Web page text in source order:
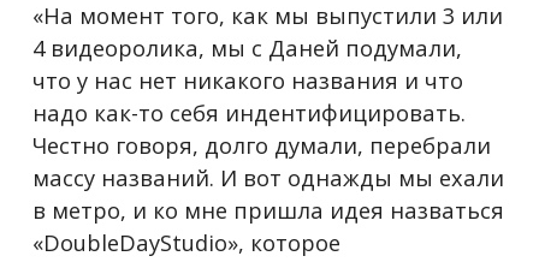
«На момент того, как мы выпустили 3 или
4 видеоролика, мы с Даней подумали,
что у нас нет никакого названия и что
надо как-то себя индентифицировать.
Честно говоря, долго думали, перебрали
массу названий. И вот однажды мы ехали
в метро, и ко мне пришла идея назваться
«DoubleDayStudio», которое